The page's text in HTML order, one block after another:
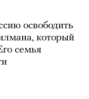
освободить
который
семья